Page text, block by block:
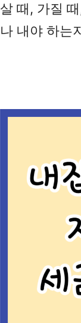
살 때, 가질
나 내야 하는